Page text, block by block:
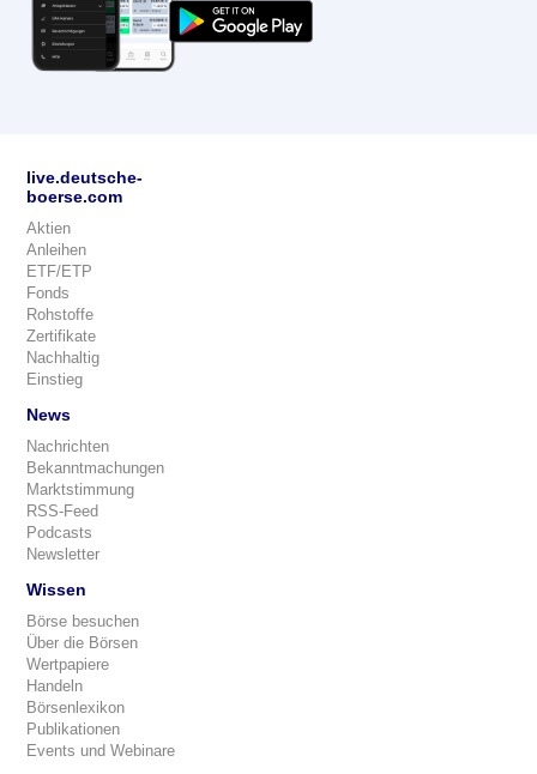
live.deutsche-
boerse.com
Aktien
Anleihen
ETF/ETP
Fonds
Rohstoffe
Zertifikate
Nachhaltig
Einstieg
News
Nachrichten
Bekanntmachungen
Marktstimmung
RSS-Feed
Podcasts
Newsletter
Wissen
Börse besuchen
Über die Börsen
Wertpapiere
Handeln
Börsenlexikon
Publikationen
Events und Webinare